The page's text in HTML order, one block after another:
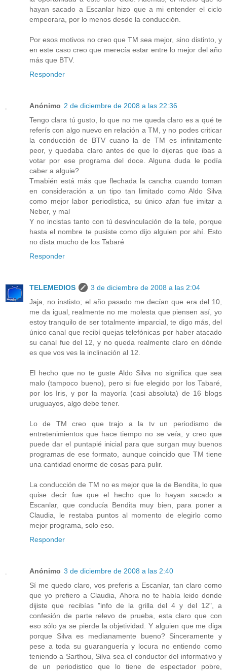
hayan sacado a Escanlar hizo que a mi entender el ciclo
empeorara, por lo menos desde la conducción.
Por esos motivos no creo que TM sea mejor, sino distinto, y
en este caso creo que merecía estar entre lo mejor del año
más que BTV.
Responder
Anónimo 2 de diciembre de 2008 a las 22:36
Tengo clara tú gusto, lo que no me queda claro es a qué te
referís con algo nuevo en relación a TM, y no podes criticar
la conducción de BTV cuano la de TM es infinitamente
peor, y quedaba claro antes de que lo dijeras que ibas a
votar por ese programa del doce. Alguna duda le podía
caber a alguie?
Tmabién está más que flechada la cancha cuando toman
en consideración a un tipo tan limitado como Aldo Silva
como mejor labor periodìstica, su único afan fue imitar a
Neber, y mal
Y no incistas tanto con tú desvinculación de la tele, porque
hasta el nombre te pusiste como dijo alguien por ahí. Esto
no dista mucho de los Tabaré
Responder
TELEMEDIOS
3 de diciembre de 2008 a las 2:04
Jaja, no instisto; el año pasado me decían que era del 10,
me da igual, realmente no me molesta que piensen así, yo
estoy tranquilo de ser totalmente imparcial, te digo más, del
único canal que recibí quejas telefónicas por haber atacado
su canal fue del 12, y no queda realmente claro en dónde
es que vos ves la inclinación al 12.
El hecho que no te guste Aldo Silva no significa que sea
malo (tampoco bueno), pero si fue elegido por los Tabaré,
por los Iris, y por la mayoría (casi absoluta) de 16 blogs
uruguayos, algo debe tener.
Lo de TM creo que trajo a la tv un periodismo de
entretenimientos que hace tiempo no se veía, y creo que
puede dar el puntapié inicial para que surgan muy buenos
programas de ese formato, aunque coincido que TM tiene
una cantidad enorme de cosas para pulir.
La conducción de TM no es mejor que la de Bendita, lo que
quise decir fue que el hecho que lo hayan sacado a
Escanlar, que conducía Bendita muy bien, para poner a
Claudia, le restaba puntos al momento de elegirlo como
mejor programa, solo eso.
Responder
Anónimo 3 de diciembre de 2008 a las 2:40
Sí me quedo claro, vos preferis a Escanlar, tan claro como
que yo prefiero a Claudia, Ahora no te había leido donde
dijiste que recibías "info de la grilla del 4 y del 12", a
confesión de parte relevo de prueba, esta claro que con
eso sólo ya se pierde la objetividad. Y alguien que me diga
porque Silva es medianamente bueno? Sinceramente y
pese a toda su guaranguería y locura no entiendo como
teniendo a Sarthou, Silva sea el conductor del informativo y
de un periodistico que lo tiene de espectador pobre,